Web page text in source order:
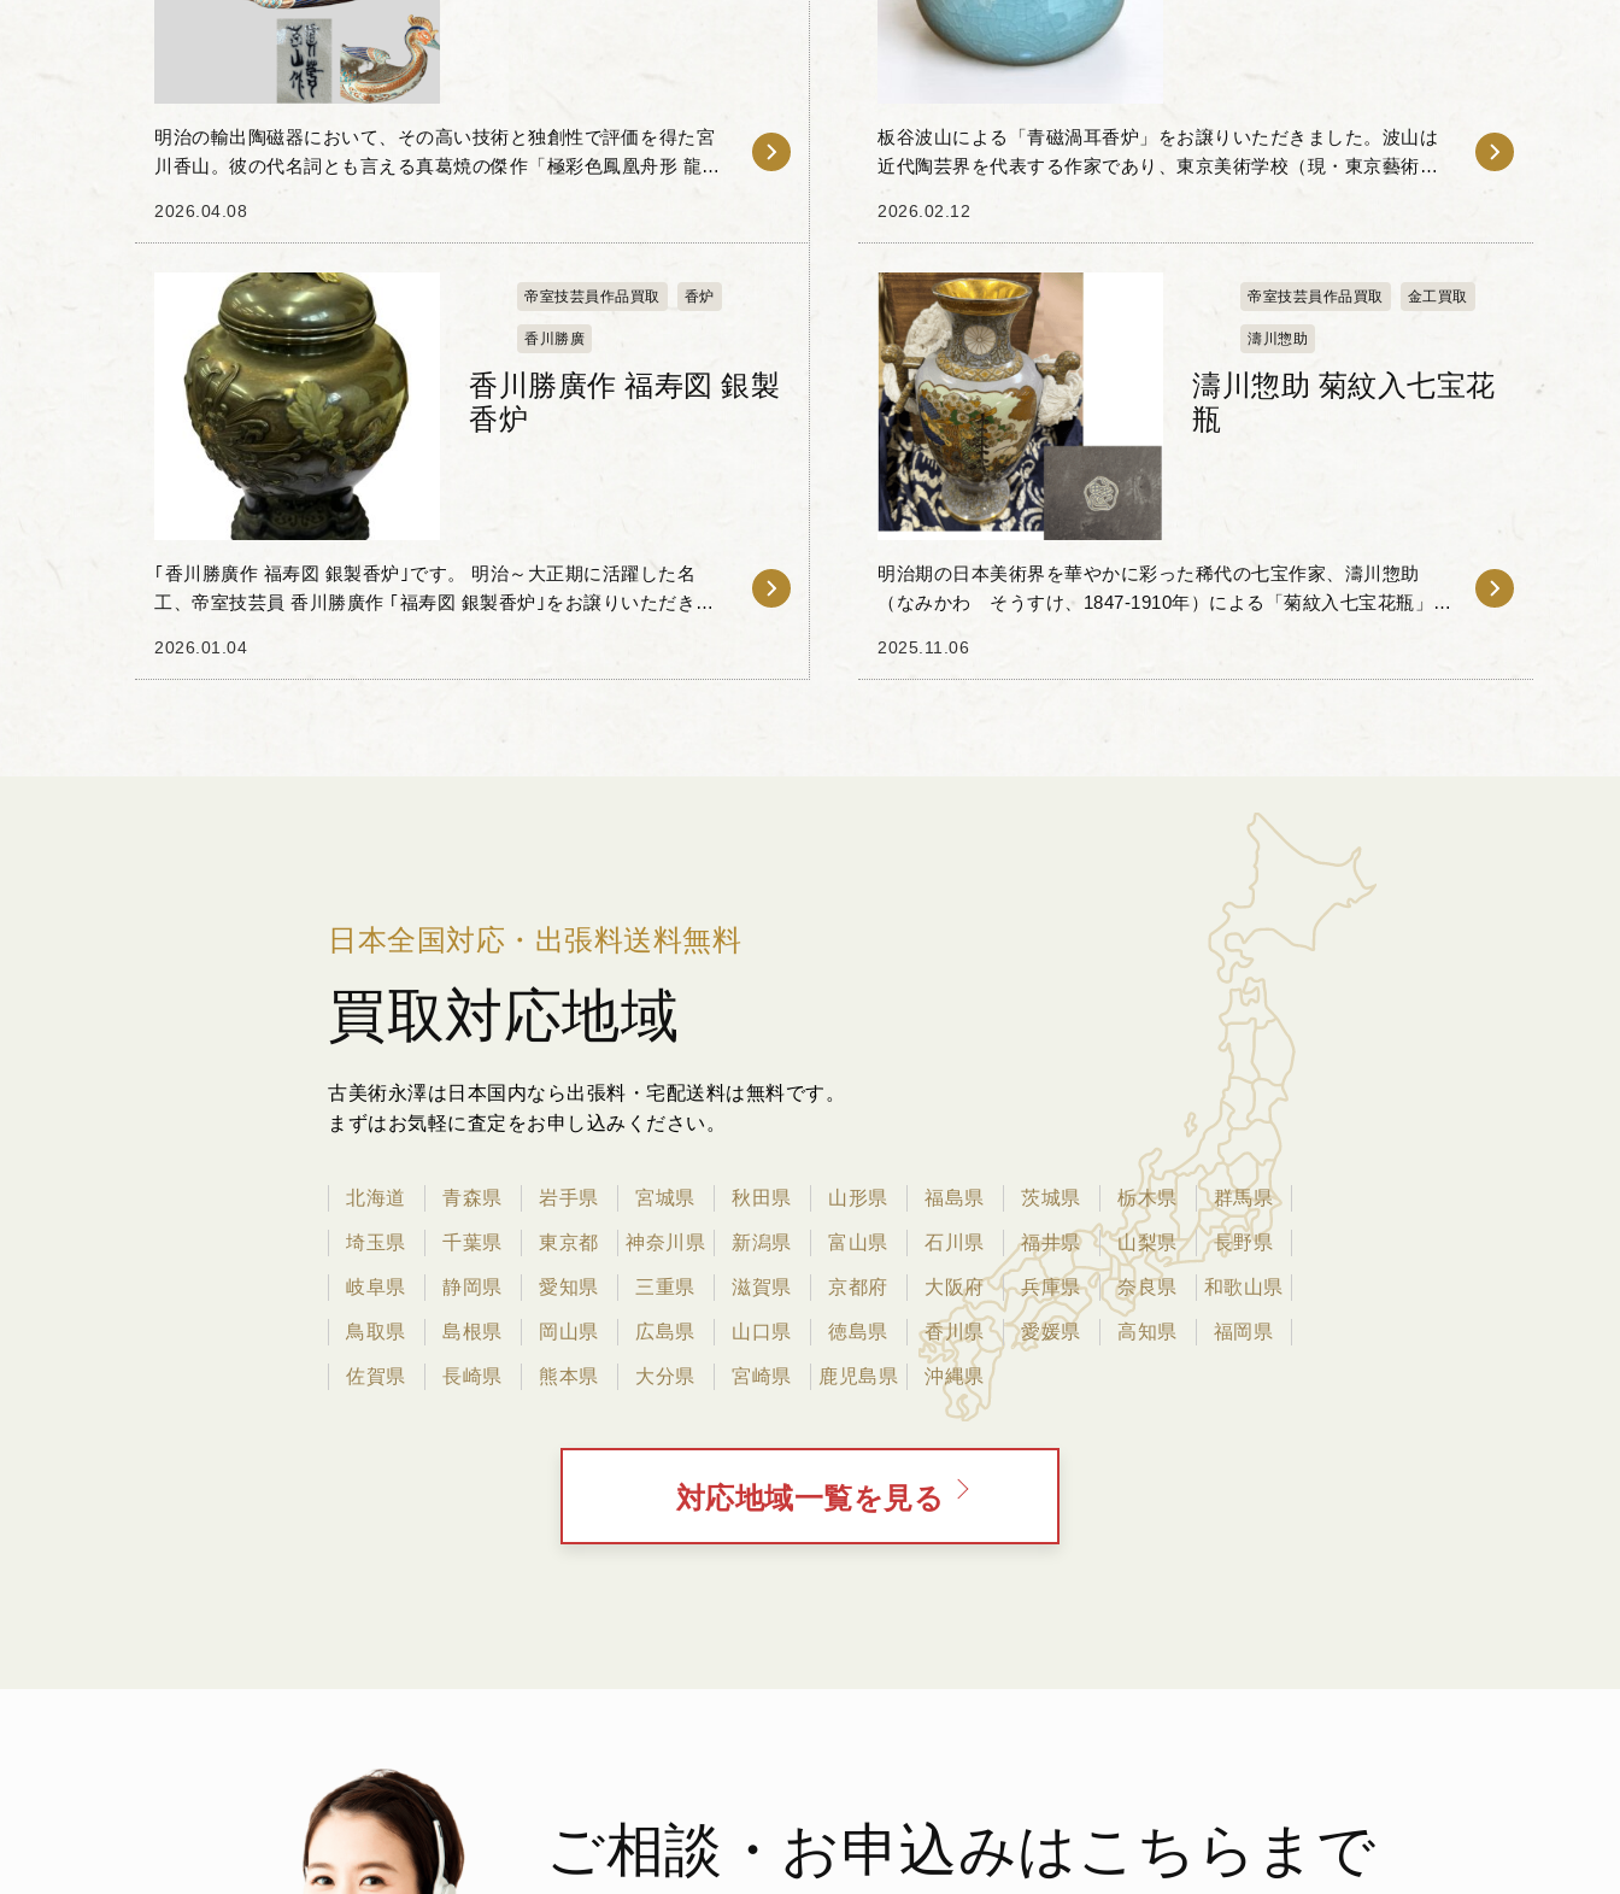
明治の輸出陶磁器において、その高い技術と独創性で評価を得た宮
川香山。彼の代名詞とも言える真葛焼の傑作「極彩色鳳凰舟形 龍花
器体に、瑞鳥で...
2026.04.08
板谷波山による「青磁渦耳香炉」をお譲りいただきました。波山は
近代陶芸界を代表する作家であり、東京美術学校（現・東京藝術大
本独自の気品ある陶芸...
2026.02.12
帝室技芸員作品買取 香炉
香川勝廣
香川勝廣作 福寿図 銀製
香炉
｢香川勝廣作 福寿図 銀製香炉｣です。 明治～大正期に活躍した名
工、帝室技芸員 香川勝廣作 ｢福寿図 銀製香炉｣をお譲りいただきま
2026.01.04
帝室技芸員作品買取 金工買取
濤川惣助
濤川惣助 菊紋入七宝花
瓶
明治期の日本美術界を華やかに彩った稀代の七宝作家、濤川惣助
（なみかわ そうすけ、1847-1910年）による「菊紋入七宝花瓶」を
めていま...
2025.11.06
日本全国対応・出張料送料無料
買取対応地域
古美術永澤は日本国内なら出張料・宅配送料は無料です。
まずはお気軽に査定をお申し込みください。
北海道 青森県 岩手県 宮城県 秋田県 山形県 福島県 茨城県 栃木県 群馬県
埼玉県 千葉県 東京都 神奈川県 新潟県 富山県 石川県 福井県 山梨県 長野県
岐阜県 静岡県 愛知県 三重県 滋賀県 京都府 大阪府 兵庫県 奈良県 和歌山県
鳥取県 島根県 岡山県 広島県 山口県 徳島県 香川県 愛媛県 高知県 福岡県
佐賀県 長崎県 熊本県 大分県 宮崎県 鹿児島県 沖縄県
対応地域一覧を見る
ご相談・お申込みはこちらまで